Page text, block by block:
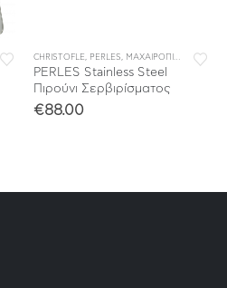
ΣΕΤ ΜΑΧΑΙΡΟΠΙΡΟΥΝΑ,ΣΥΛΛΟΓΕΣ
CHRISTOFLE, PERLES, ΜΑΧΑΙΡΟΠΙΡΟΥΝΑ ,
PERLES Stainless Steel
Πιρούνι Σερβιρίσματος
€88.00